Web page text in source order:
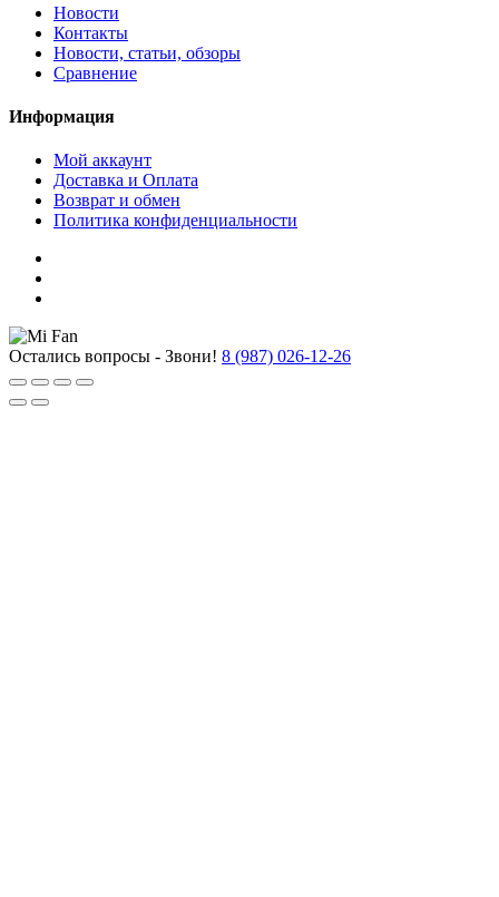
Новости
Контакты
Новости, статьи, обзоры
Сравнение
Информация
Мой аккаунт
Доставка и Оплата
Возврат и обмен
Политика конфиденциальности
Остались вопросы - Звони! 8 (987) 026-12-26